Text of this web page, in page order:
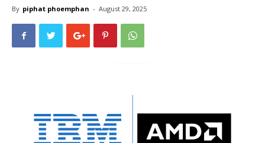
By piphat phoemphan - August 29, 2025